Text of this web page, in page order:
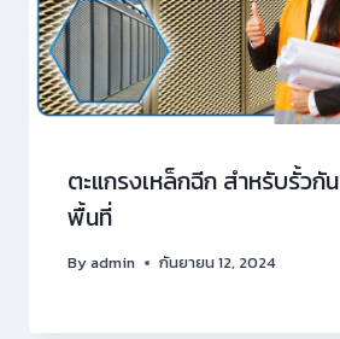
ตะแกรงเหล็กฉีก สำหรับรั้วกัน
พื้นที่
Byadmin กันยายน 12, 2024